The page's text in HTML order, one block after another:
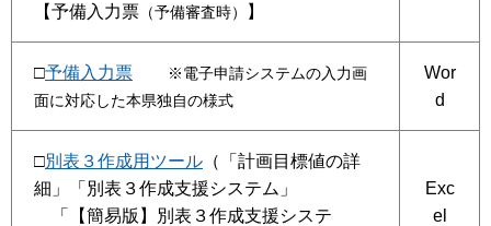
【予備入力票 （予備審査時） 】
□予備入力票
※電子申請システムの入力画
面に対応した本県独自の様式
Wor
d
□別表３作成用ツール （「計画目標値の詳
細」「別表３作成支援システム」
「【簡易版】別表３作成支援システ
Exc
el